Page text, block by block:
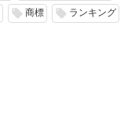
local_offer 商標 local_offer ランキング